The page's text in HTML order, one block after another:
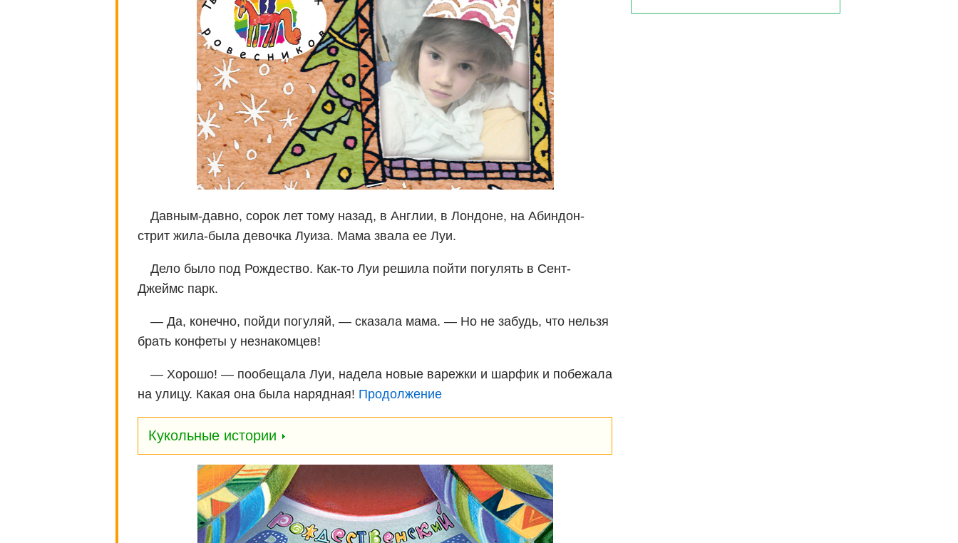
Давным-давно, сорок лет тому назад, в Англии, в Лондоне, на Абиндон-
стрит жила-была девочка Луиза. Мама звала ее Лyи.
Дело было под Рождество. Как-то Лyи решила пойти погулять в Сент-
Джеймс парк.
— Да, конечно, пойди погуляй, — сказала мама. — Но не забудь, что нельзя
брать конфеты у незнакомцев!
— Хорошо! — пообещала Лyи, надела новые варежки и шарфик и побежала
на улицу. Какая она была нарядная! Продолжение
Кукольные истории